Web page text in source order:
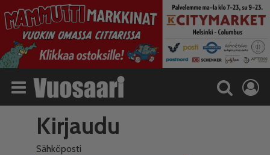
Kirjaudu
Sähköposti